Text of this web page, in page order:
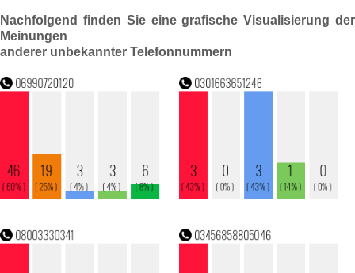
Nachfolgend finden Sie eine grafische Visualisierung der
Meinungen
anderer unbekannter Telefonnummern